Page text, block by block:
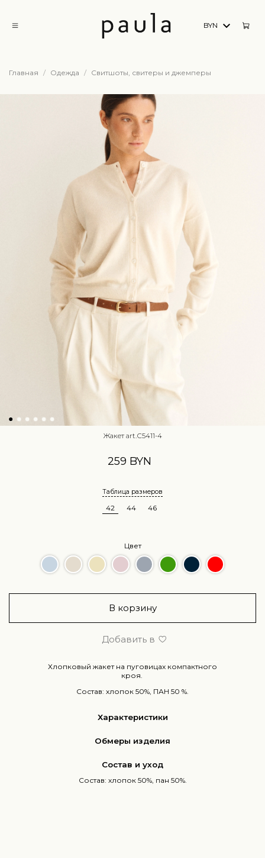
BYN
Главная Одежда Свитшоты, свитеры и джемперы
Жакет art.С5411-4
259 BYN
Таблица размеров
42 44 46
Цвет
В корзину
Добавить в
Хлопковый жакет на пуговицах компактного
кроя.
Состав: хлопок 50%, ПАН 50 %.
Характеристики
Обмеры изделия
Состав и уход
Состав: хлопок 50%, пан 50%.